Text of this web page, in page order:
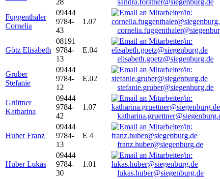
28
sandra.forstner@siegenburg.de
Fuggenthaler
Cornelia
09444
9784-
43
1.07
Götz Elisabeth
08191
9784-
13
E.04
elisabeth.goetz@siegenburg.de
Gruber
Stefanie
09444
9784-
12
E.02
stefanie.gruber@siegenburg.de
Grüttner
Katharina
09444
9784-
42
1.07
Huber Franz
09444
9784-
13
E 4
franz.huber@siegenburg.de
Huber Lukas
09444
9784-
30
1.01
lukas.huber@siegenburg.de